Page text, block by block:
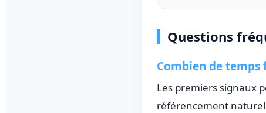
Questions
Combien de
Les premiers signaux
référencement